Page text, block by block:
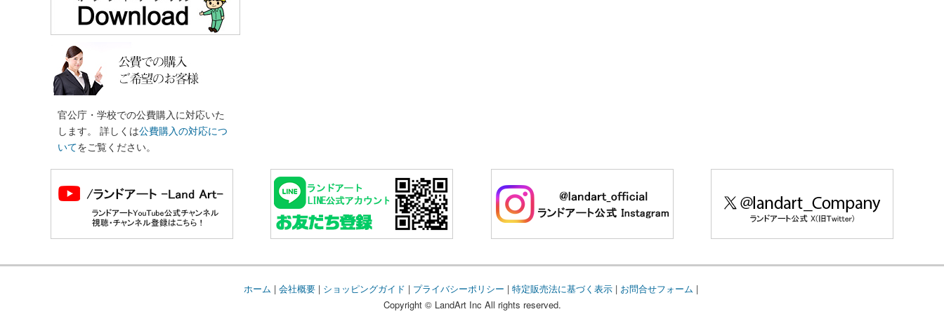
官公庁・学校での公費購入に対応いた
します。 詳しくは公費購入の対応につ
いてをご覧ください。
ホーム | 会社概要| ショッピングガイド | プライバシーポリシー | 特定販売法に基づく表示| お問合せフォーム |
Copyright © LandArt Inc All rights reserved.